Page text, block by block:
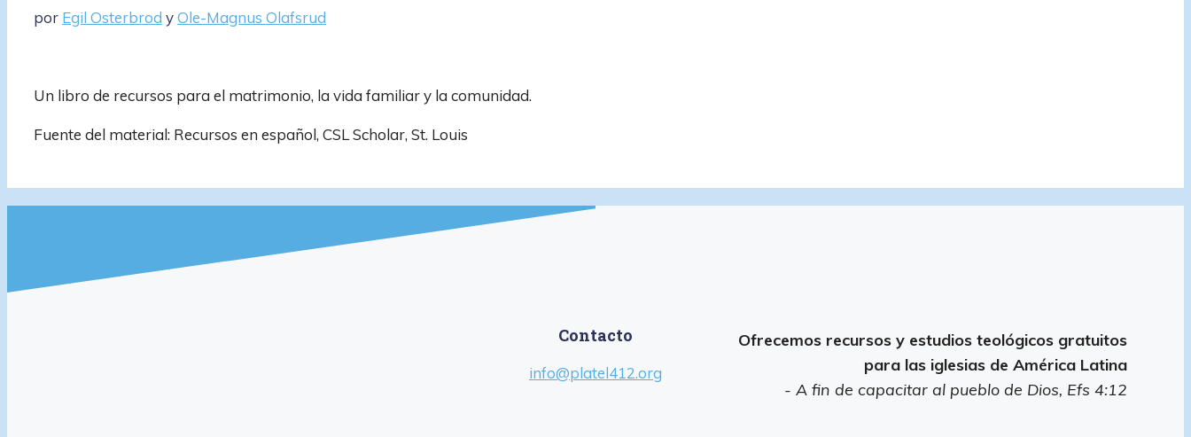
por Egil Osterbrod yOle-Magnus Olafsrud
Un libro de recursos para el matrimonio, la vida familiar y la comunidad.
Fuente del material: Recursos en español, CSL Scholar, St. Louis
Contacto
info@platel412.org
Ofrecemos recursos y estudios teológicos gratuitos
para las iglesias de América Latina
- A fin de capacitar al pueblo de Dios, Efs 4:12